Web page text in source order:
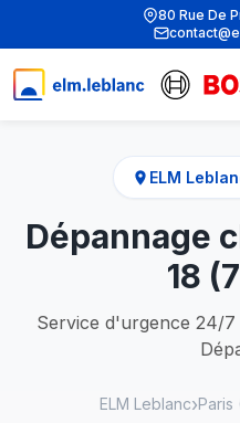
80 Rue De
ELM
Dépannage
18
Service d'urgence 24/7
ELM Leblanc Paris